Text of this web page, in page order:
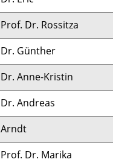
Prof. Dr. Rossitza
Dr. Günther
Dr. Anne-Kristin
Dr. Andreas
Arndt
Prof. Dr. Marika